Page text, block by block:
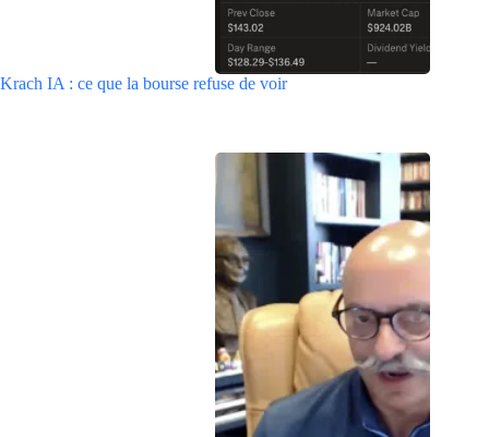
Krach IA : ce que la bourse refuse de voir